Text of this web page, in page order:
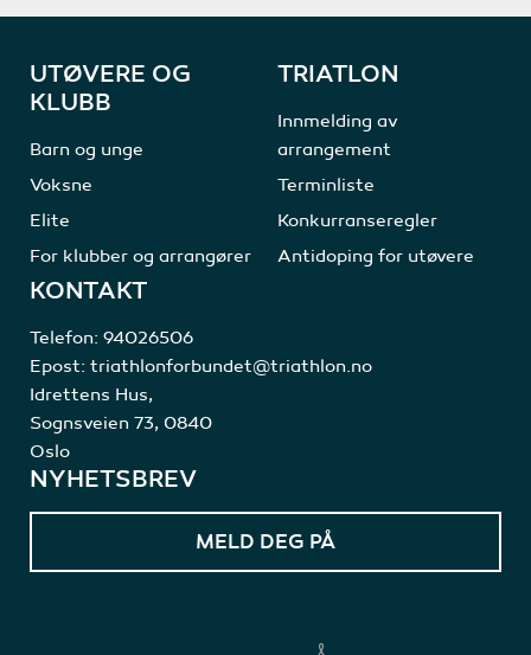
UTØVERE OG
KLUBB
Barn og unge
Voksne
Elite
For klubber og arrangører
TRIATLON
Innmelding av
arrangement
Terminliste
Konkurranseregler
Antidoping for utøvere
KONTAKT
Telefon: 94026506
Epost: triathlonforbundet@triathlon.no
Idrettens Hus,
Sognsveien 73, 0840
Oslo
NYHETSBREV